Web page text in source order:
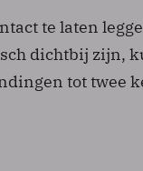
te laten
dichtbij zijn,
tot twee